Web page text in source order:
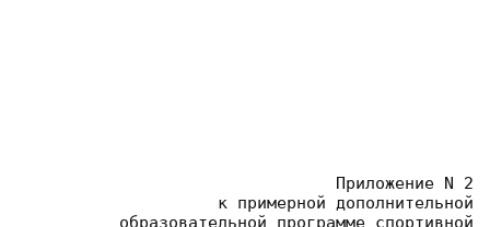
Приложение N 2
к примерной дополнительной
образовательной программе спортивной